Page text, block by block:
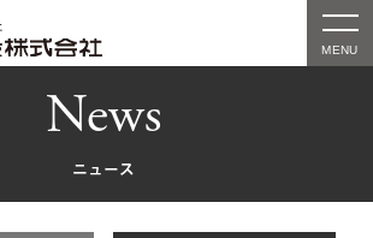
News
ニュース